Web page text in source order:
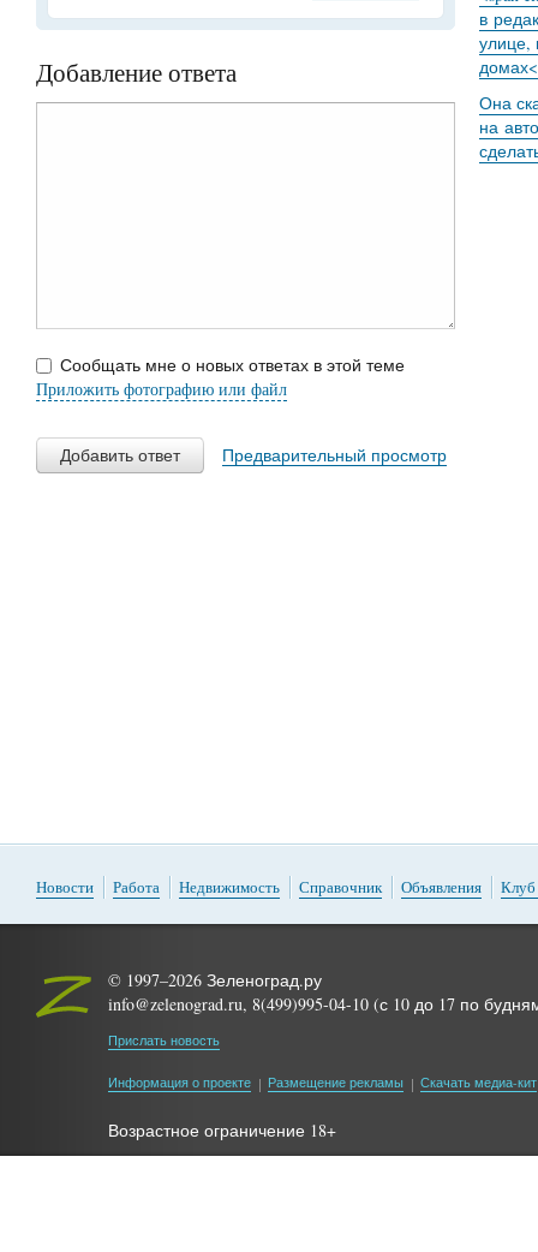
Добавление ответа
Сообщать мне о новых ответах в этой теме
Приложить фотографию или файл
Добавить ответ Предварительный просмотр
в
улице,
Она
на
Новости Работа Недвижимость Справочник Объявления Клуб
© 1997–2026 Зеленоград.ру
info@zelenograd.ru, 8(499)995-04-10 (с 10 до 17 по
Прислать новость
Информация о проекте Размещение рекламы Скачать медиа-кит
Возрастное ограничение 18+